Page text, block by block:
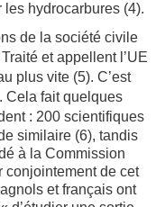
les hydrocarbures (4).
de la société civile
et appellent l’UE
plus vite (5). C’est
Cela fait quelques
: 200 scientifiques
similaire (6), tandis
à la Commission
conjointement de cet
et français ont